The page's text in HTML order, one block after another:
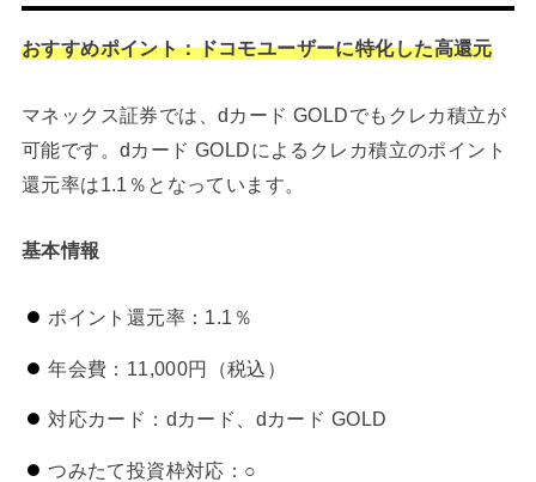
おすすめポイント：ドコモユーザーに特化した高還元
マネックス証券では、dカード GOLDでもクレカ積立が
可能です。dカード GOLDによるクレカ積立のポイント
還元率は1.1％となっています。
基本情報
ポイント還元率：1.1％
年会費：11,000円（税込）
対応カード：dカード、dカード GOLD
つみたて投資枠対応：○